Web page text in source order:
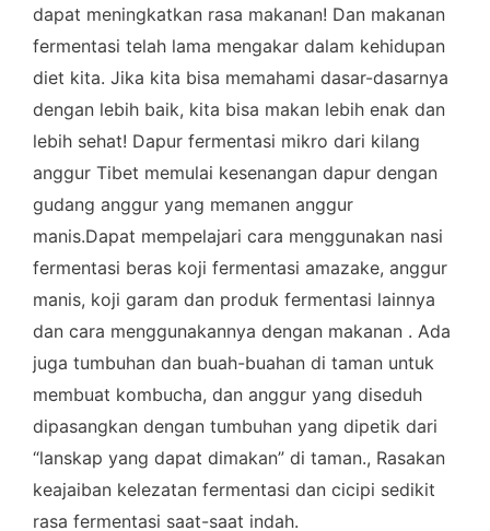
dapat meningkatkan rasa makanan! Dan makanan
fermentasi telah lama mengakar dalam kehidupan
diet kita. Jika kita bisa memahami dasar-dasarnya
dengan lebih baik, kita bisa makan lebih enak dan
lebih sehat! Dapur fermentasi mikro dari kilang
anggur Tibet memulai kesenangan dapur dengan
gudang anggur yang memanen anggur
manis.Dapat mempelajari cara menggunakan nasi
fermentasi beras koji fermentasi amazake, anggur
manis, koji garam dan produk fermentasi lainnya
dan cara menggunakannya dengan makanan . Ada
juga tumbuhan dan buah-buahan di taman untuk
membuat kombucha, dan anggur yang diseduh
dipasangkan dengan tumbuhan yang dipetik dari
“lanskap yang dapat dimakan” di taman., Rasakan
keajaiban kelezatan fermentasi dan cicipi sedikit
rasa fermentasi saat-saat indah.